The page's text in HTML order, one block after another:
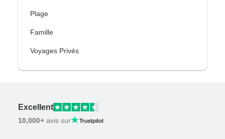
Plage
Famille
Voyages Privés
Excellent
10,000+ avis sur